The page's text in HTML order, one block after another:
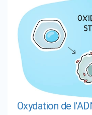
Oxydation de